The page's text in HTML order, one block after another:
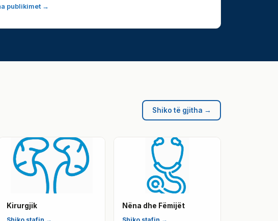
publikimet →
Shiko të gjitha →
Kirurgjik Nëna dhe Fëmijët